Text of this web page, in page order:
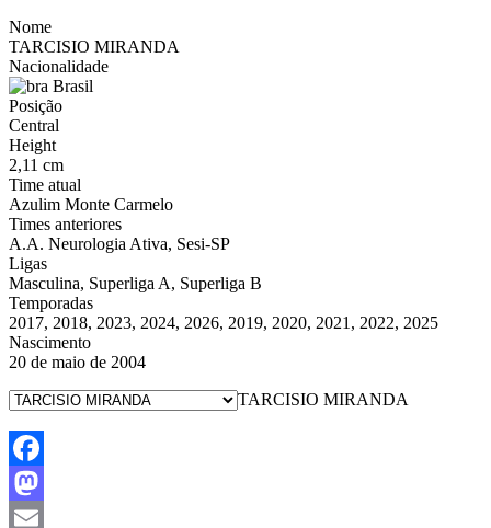
Nome
TARCISIO MIRANDA
Nacionalidade
Brasil
Posição
Central
Height
2,11 cm
Time atual
Azulim Monte Carmelo
Times anteriores
A.A. Neurologia Ativa, Sesi-SP
Ligas
Masculina, Superliga A, Superliga B
Temporadas
2017, 2018, 2023, 2024, 2026, 2019, 2020, 2021, 2022, 2025
Nascimento
20 de maio de 2004
TARCISIO MIRANDA
Facebook
Mastodon